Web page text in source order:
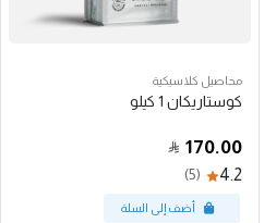
محاصيل كلاسيكية
كوستاريكان 1 كيلو
170.00
4.2
(5)